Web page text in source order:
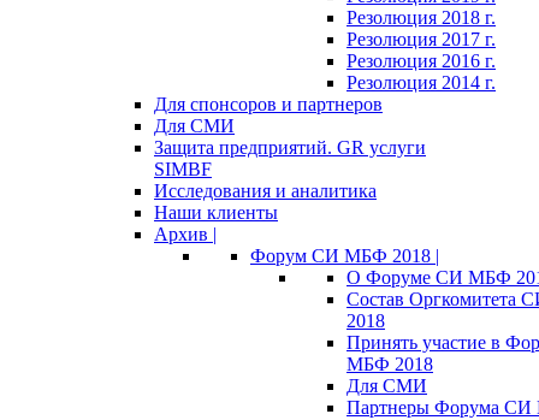
Резолюция 2018 г.
Резолюция 2017 г.
Резолюция 2016 г.
Резолюция 2014 г.
Для спонсоров и партнеров
Для СМИ
Защита предприятий. GR услуги
SIMBF
Исследования и аналитика
Наши клиенты
Архив |
Форум СИ МБФ 2018 |
О Форуме СИ МБФ
Состав Оргкомитета
2018
Принять участие в
МБФ 2018
Для СМИ
Партнеры Форума